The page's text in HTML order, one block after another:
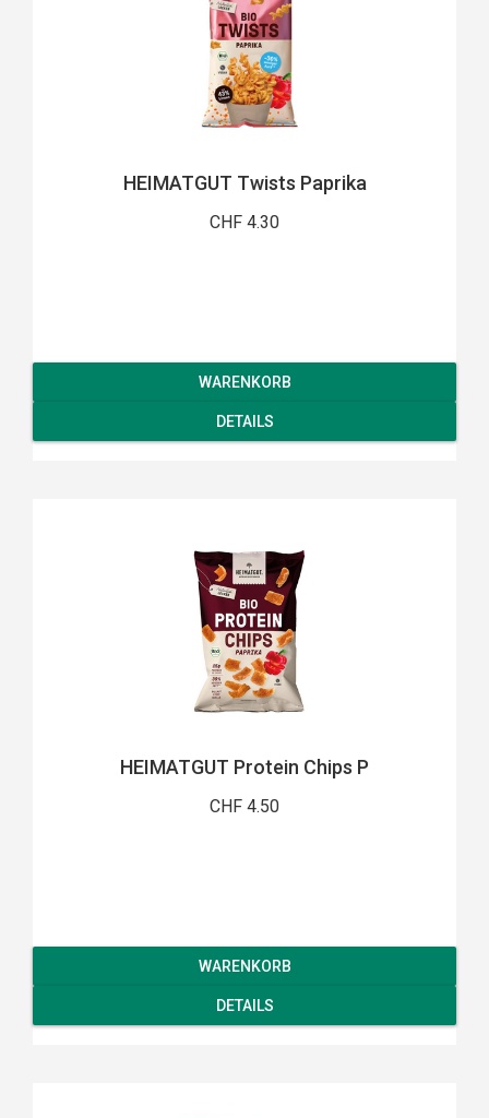
HEIMATGUT Twists Paprika
CHF 4.30
WARENKORB
DETAILS
HEIMATGUT Protein Chips P
CHF 4.50
WARENKORB
DETAILS